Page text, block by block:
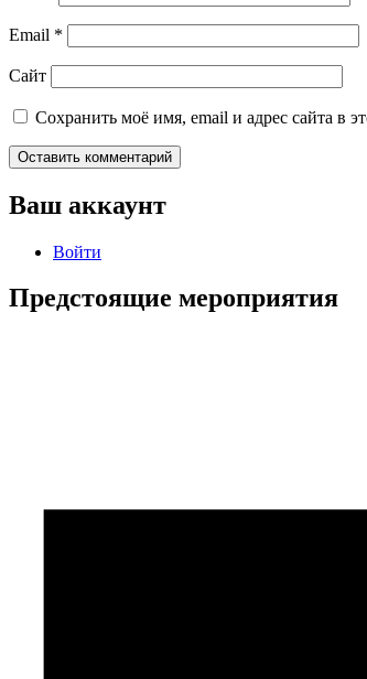
Email *
Сайт
Сохранить моё имя, email и адрес сайта в
Ваш аккаунт
Войти
Предстоящие мероприятия